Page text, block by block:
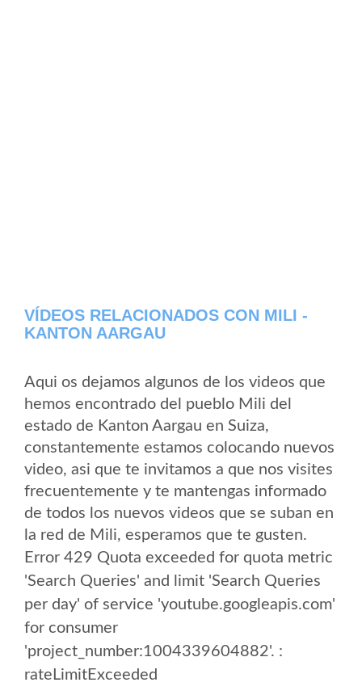
VÍDEOS RELACIONADOS CON MILI -
KANTON AARGAU
Aqui os dejamos algunos de los videos que
hemos encontrado del pueblo Mili del
estado de Kanton Aargau en Suiza,
constantemente estamos colocando nuevos
video, asi que te invitamos a que nos visites
frecuentemente y te mantengas informado
de todos los nuevos videos que se suban en
la red de Mili, esperamos que te gusten.
Error 429 Quota exceeded for quota metric
'Search Queries' and limit 'Search Queries
per day' of service 'youtube.googleapis.com'
for consumer
'project_number:1004339604882'. :
rateLimitExceeded